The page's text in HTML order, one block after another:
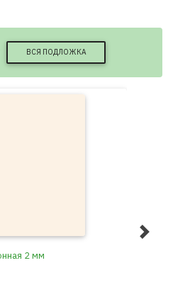
ВСЯ ПОДЛОЖКА
2 мм